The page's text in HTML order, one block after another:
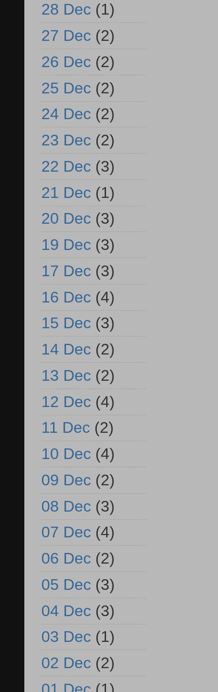
28 Dec (1)
27 Dec (2)
26 Dec (2)
25 Dec (2)
24 Dec (2)
23 Dec (2)
22 Dec (3)
21 Dec (1)
20 Dec (3)
19 Dec (3)
17 Dec (3)
16 Dec (4)
15 Dec (3)
14 Dec (2)
13 Dec (2)
12 Dec (4)
11 Dec (2)
10 Dec (4)
09 Dec (2)
08 Dec (3)
07 Dec (4)
06 Dec (2)
05 Dec (3)
04 Dec (3)
03 Dec (1)
02 Dec (2)